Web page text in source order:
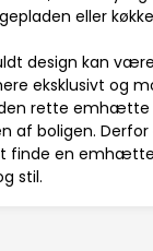
eller
design kan
eksklusivt og
rette
af boligen.
finde en
stil.